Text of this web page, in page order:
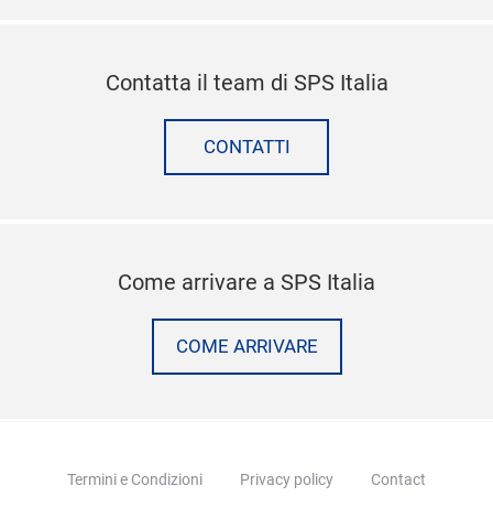
Contatta il team di SPS Italia
CONTATTI
Come arrivare a SPS Italia
COME ARRIVARE
Termini e Condizioni Privacy policy Contact